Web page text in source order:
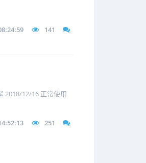
141
2018/12/16 正常使用
251